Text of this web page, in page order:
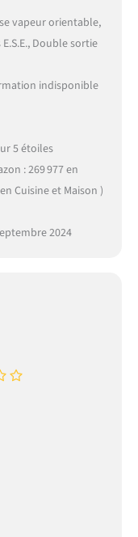
vapeur orientable,
Double sortie
indisponible
5 étoiles
: 269 977 en
Cuisine et Maison )
2024